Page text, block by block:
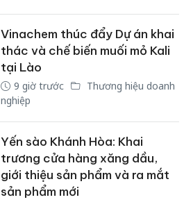
Vinachem thúc đẩy Dự án khai
thác và chế biến muối mỏ Kali
tại Lào
9 giờ trước
Thương hiệu doanh
nghiệp
Yến sào Khánh Hòa: Khai
trương cửa hàng xăng dầu,
giới thiệu sản phẩm và ra mắt
sản phẩm mới